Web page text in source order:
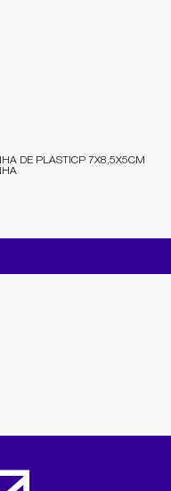
DE PLASTICP 7X8,5X5CM